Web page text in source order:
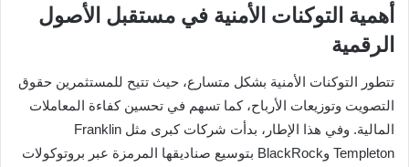
أهمية التوكنات الأمنية في مستقبل الأصول
الرقمية
تتطور التوكنات الأمنية بشكل متسارع، حيث تتيح للمستثمرين حقوق
التصويت وتوزيعات الأرباح، كما تسهم في تحسين كفاءة المعاملات
المالية. وفي هذا الإطار، بدأت شركات كبرى مثل Franklin
Templeton وBlackRock بتوسيع صناديقها المرمزة عبر بروتوكولات